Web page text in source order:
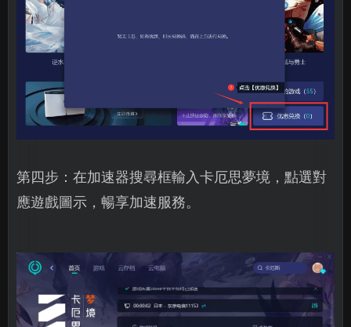
第四步：在加速器搜尋框輸入卡厄思夢境，點選對
應遊戲圖示，暢享加速服務。